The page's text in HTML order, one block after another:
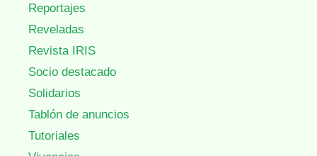
Reportajes
Reveladas
Revista IRIS
Socio destacado
Solidarios
Tablón de anuncios
Tutoriales